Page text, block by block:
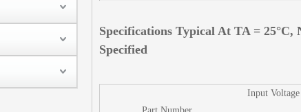
Specifications Typical At TA =
Specified
Input Voltage